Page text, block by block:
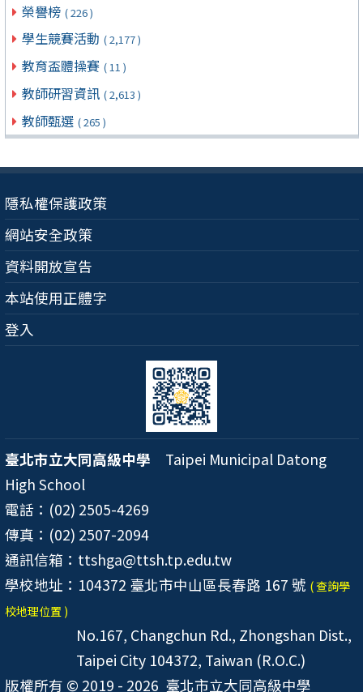
榮譽榜 ( 226 )
學生競賽活動 ( 2,177 )
教育盃體操賽 ( 11 )
教師研習資訊 ( 2,613 )
教師甄選 ( 265 )
隱私權保護政策
網站安全政策
資料開放宣告
本站使用正體字
登入
臺北市立大同高級中學 Taipei Municipal Datong
High School
電話：(02) 2505-4269
傳真：(02) 2507-2094
通訊信箱：ttshga@ttsh.tp.edu.tw
學校地址：104372 臺北市中山區長春路 167 號 ( 查詢學
校地理位置 )
No.167, Changchun Rd., Zhongshan Dist.,
Taipei City 104372, Taiwan (R.O.C.)
版權所有 © 2019 - 2026 臺北市立大同高級中學